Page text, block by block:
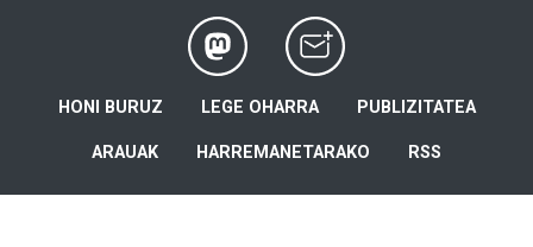
HONI BURUZ LEGE OHARRA PUBLIZITATEA
ARAUAK HARREMANETARAKO RSS